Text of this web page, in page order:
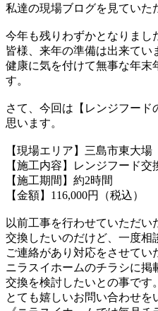
私達の現場ブログを見ていた
今年も残りわずかとなりまし
皆様、来年の準備は出来てい
健康に気を付けて無事な年末
す。
さて、今回は【レンジフード
思います。
【現場エリア】三島市東大場
【施工内容】レンジフード交
【施工期間】約2時間
【金額】116,000円（税込）
以前工事を行わせていただい
交換したいのだけど、一度相
ご連絡があり対応をさせてい
ニラスイホームのチラシに掲
交換を検討したいとの事です。
とても嬉しいお問い合わせを